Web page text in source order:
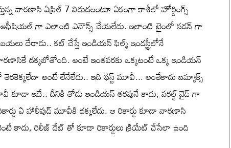
వారణాసి ఏప్రిల్ 7 విడుదలంటూ ఏకంగా కాశీలో హోర్డింగ్స్
గా ఎలాంటి ఎనౌన్స్ చేయలేదు. ఇలాంటి టైంలో సడన్ గా
దేరాడు.. కట్ చేస్తే ఇండియన్ ఫిల్మ్ ఇండస్ట్రీలోనే
దక్కబోతోంది. అంటే ఇంతవరకు ఒక్కటంటే ఒక్క ఇండియన్
అంటే లేనేలేదు.. ఇది ఫస్ట్ మూవీ... అంతేకాదు ఐమ్యాక్స్
కూడా ఇదే.. దీనికి తోడు ఇండియన్ తరపునే కాదు, వరల్డ్ వైడ్ గా
ఏ హాలీవుడ్ మూవీకి దక్కలేదు. ఆ రికార్డు కూడా వారణాసి
రిలీజ్ డేట్ తో కూడా రికార్డులు క్రియేట్ చేసేలా ఉంది